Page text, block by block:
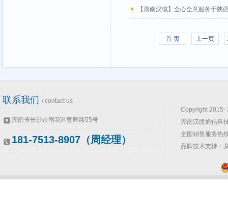
【湖南汉缆】全心全意服务于陕
首 页 上一页
联系我们 / contact us
湖南省长沙市雨花区朝晖路55号
181-7513-8907（周经理）
Copyright 2015-
湖南汉缆通信科
全国销售服务热
品牌技术支持：